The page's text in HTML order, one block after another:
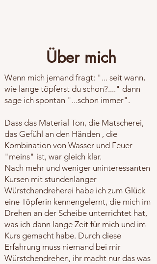
Über mich
Wenn mich jemand fragt: "... seit wann,
wie lange töpferst du schon?...." dann
sage ich spontan "...schon immer".
Dass das Material Ton, die Matscherei,
das Gefühl an den Händen , die
Kombination von Wasser und Feuer
"meins" ist, war gleich klar.
Nach mehr und weniger uninteressanten
Kursen mit stundenlanger
Würstchendreherei habe ich zum Glück
eine Töpferin kennengelernt, die mich im
Drehen an der Scheibe unterrichtet hat,
was ich dann lange Zeit für mich und im
Kurs gemacht habe. Durch diese
Erfahrung muss niemand bei mir
Würstchendrehen, ihr macht nur das was